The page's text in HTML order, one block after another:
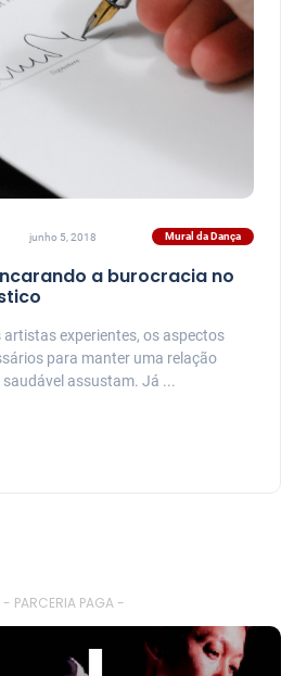
junho 5, 2018 Mural da Dança
a burocracia no
experientes, os aspectos
para manter uma relação
assustam. Já ...
- PARCERIA PAGA -